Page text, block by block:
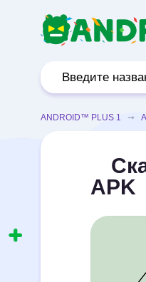
ANDROID™ PLUS 1 ➞
APK